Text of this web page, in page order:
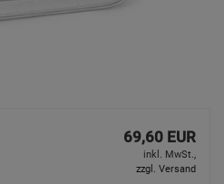
69,60 EUR
inkl. MwSt.,
zzgl. Versand